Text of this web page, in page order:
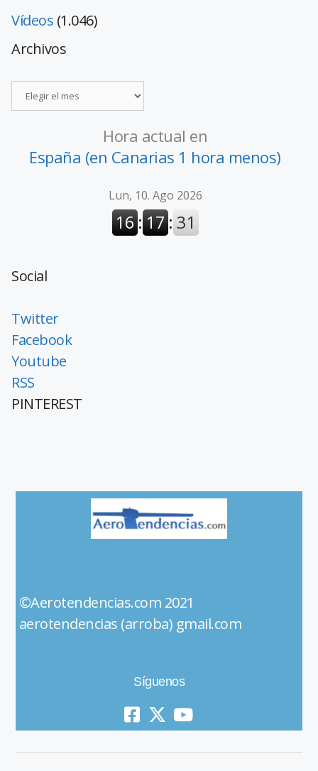
Vídeos (1.046)
Archivos
Hora actual en
España (en Canarias 1 hora menos)
Social
Twitter
Facebook
Youtube
RSS
PINTEREST
©Aerotendencias.com 2021
aerotendencias (arroba) gmail.com
Síguenos